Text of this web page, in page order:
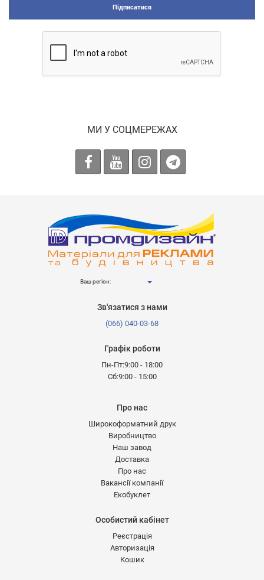
Підписатися
МИ У СОЦМЕРЕЖАХ
Ваш регіон:
Зв'язатися з нами
(066) 040-03-68
Графік роботи
Пн-Пт:9:00 - 18:00
Сб:9:00 - 15:00
Про нас
Широкоформатний друк
Виробництво
Наш завод
Доставка
Про нас
Вакансії компанії
Екобуклет
Особистий кабінет
Реєстрація
Авторизація
Кошик